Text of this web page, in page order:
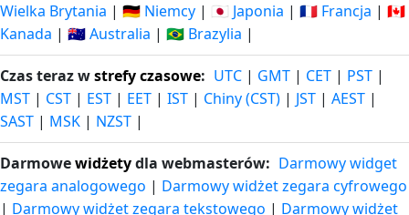
Wielka Brytania | 🇩🇪 Niemcy | 🇯🇵 Japonia | 🇫🇷 Francja | 🇨🇦
Kanada | 🇦🇺 Australia | 🇧🇷 Brazylia |
Czas teraz wstrefy czasowe: UTC | GMT | CET | PST |
MST | CST | EST | EET | IST | Chiny (CST) | JST | AEST |
SAST | MSK | NZST |
Darmowewidżetydla webmasterów: Darmowy widget
zegara analogowego | Darmowy widżet zegara cyfrowego
| Darmowy widżet zegara tekstowego | Darmowy widżet